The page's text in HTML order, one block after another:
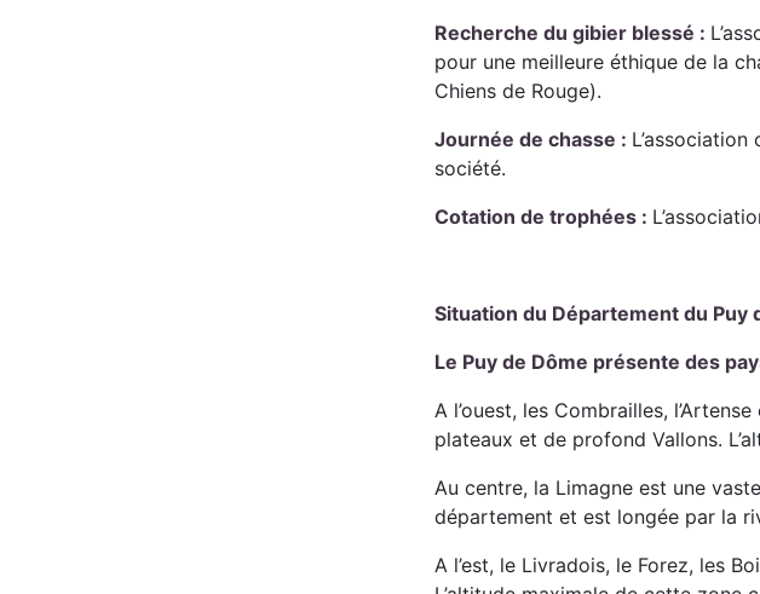
Recherche du gibier blessé :
pour une meilleure éthique de la
Chiens de Rouge).
Journée de chasse :
société.
Cotation de trophées :
Situation du Département du Puy
Le Puy de Dôme présente des
A l’ouest, les Combrailles,
plateaux et de profond Vallons.
Au centre, la Limagne est une
département et est longée par la
A l’est, le Livradois, le Forez, les